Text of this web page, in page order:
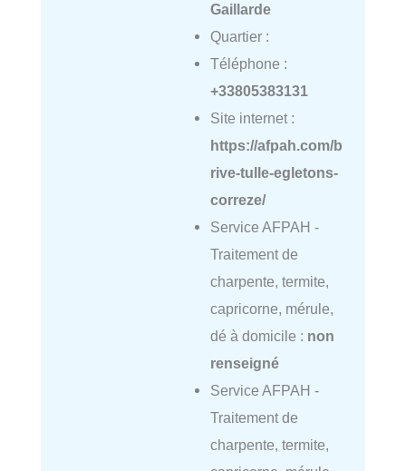
Gaillarde
Quartier :
Téléphone :
+33805383131
Site internet :
https://afpah.com/b
rive-tulle-egletons-
correze/
Service AFPAH -
Traitement de
charpente, termite,
capricorne, mérule,
dé à domicile : non
renseigné
Service AFPAH -
Traitement de
charpente, termite,